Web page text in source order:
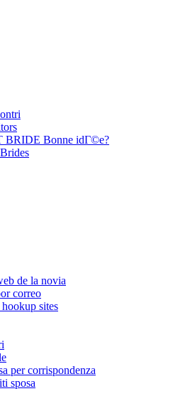
Bonne idГ©e?
de la novia
correo
sites
per corrispondenza
sposa